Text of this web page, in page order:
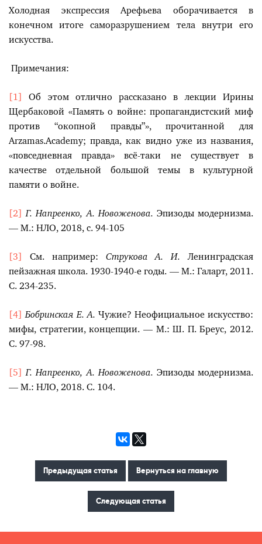
Холодная экспрессия Арефьева оборачивается в
конечном итоге саморазрушением тела внутри его
искусства.
Примечания:
[1]
Об этом отлично рассказано в лекции Ирины
Щербаковой «Память о войне: пропагандистский миф
против “окопной правды”», прочитанной для
Arzamas.Academy; правда, как видно уже из названия,
«повседневная правда» всё-таки не существует в
качестве отдельной большой темы в культурной
памяти о войне.
[2] Г. Напреенко, А. Новоженова. Эпизоды модернизма.
— М.: НЛО, 2018, с. 94-105
[3] См. например: Струкова А. И.Ленинградская
пейзажная школа. 1930-1940-е годы. — М.: Галарт, 2011.
С. 234-235.
[4] Бобринская Е. А. Чужие? Неофициальное искусство:
мифы, стратегии, концепции. — М.: Ш. П. Бреус, 2012.
С. 97-98.
[5] Г. Напреенко, А. Новоженова. Эпизоды модернизма.
— М.: НЛО, 2018. С. 104.
Предыдущая статья Вернуться на главную
Следующая статья